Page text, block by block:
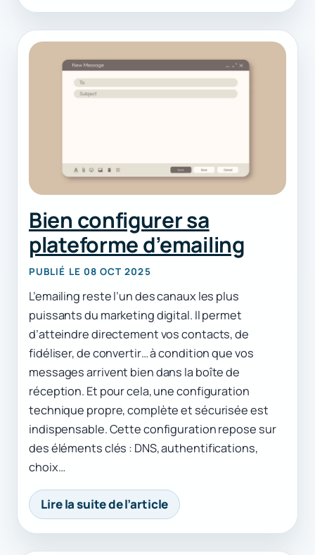
Bien configurer sa
plateforme d’emailing
PUBLIÉ LE 08 OCT 2025
L’emailing reste l’un des canaux les plus
puissants du marketing digital. Il permet
d’atteindre directement vos contacts, de
fidéliser, de convertir… à condition que vos
messages arrivent bien dans la boîte de
réception. Et pour cela, une configuration
technique propre, complète et sécurisée est
indispensable. Cette configuration repose sur
des éléments clés : DNS, authentifications,
choix…
Lire la suite de l’article